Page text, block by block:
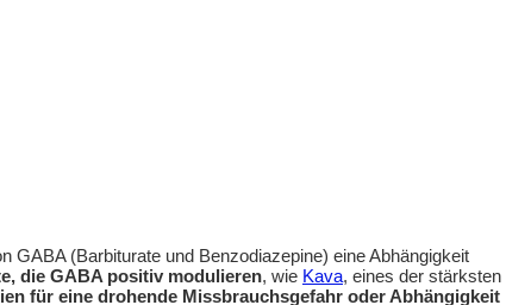
GABA (Barbiturate und Benzodiazepine) eine Abhängigkeit
die GABA positiv modulieren, wie Kava, eines der stärksten
für eine drohende Missbrauchsgefahr oder Abhängigkeit